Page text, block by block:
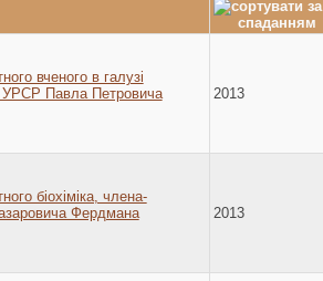
вченого в галузі
УРСР Павла Петровича
2013
біохіміка, члена-
Фердмана
2013